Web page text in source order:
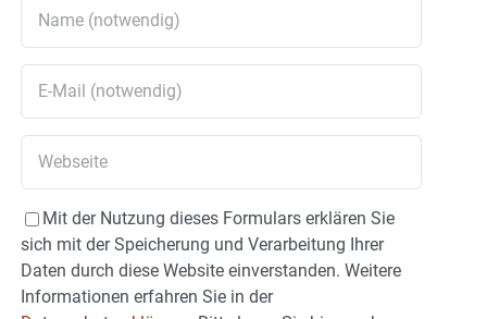
Mit der Nutzung dieses Formulars erklären Sie
sich mit der Speicherung und Verarbeitung Ihrer
Daten durch diese Website einverstanden. Weitere
Informationen erfahren Sie in der